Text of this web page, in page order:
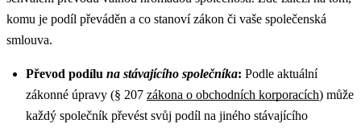
komu je podíl převáděn a co stanoví zákon či vaše společenská
smlouva.
Převod podílu na stávajícího společníka: Podle aktuální
zákonné úpravy (§ 207 zákona o obchodních korporacích) může
každý společník převést svůj podíl na jiného stávajícího